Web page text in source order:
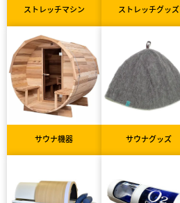
ストレッチマシン ストレッチグッズ
サウナ機器 サウナグッズ